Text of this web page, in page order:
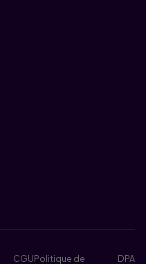
CGUPolitique de DPA